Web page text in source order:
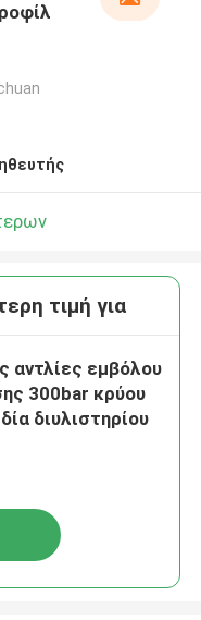
τιμή για
αντλίες εμβόλου
300bar κρύου
διυλιστηρίου